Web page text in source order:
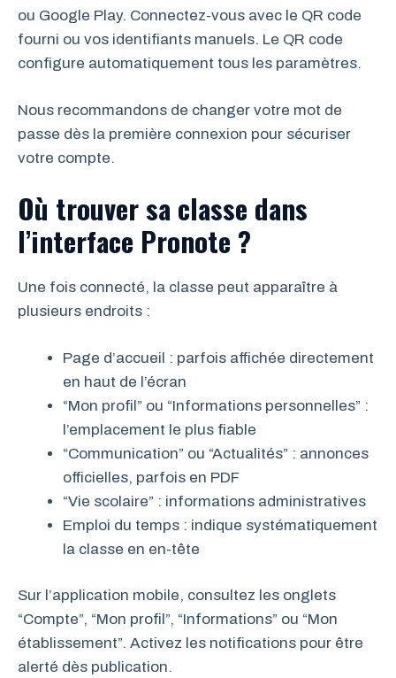
ou Google Play. Connectez-vous avec le QR code
fourni ou vos identifiants manuels. Le QR code
configure automatiquement tous les paramètres.
Nous recommandons de changer votre mot de
passe dès la première connexion pour sécuriser
votre compte.
Où trouver sa classe dans
l’interface Pronote ?
Une fois connecté, la classe peut apparaître à
plusieurs endroits :
Page d’accueil : parfois affichée directement
en haut de l’écran
“Mon profil” ou “Informations personnelles” :
l’emplacement le plus fiable
“Communication” ou “Actualités” : annonces
officielles, parfois en PDF
“Vie scolaire” : informations administratives
Emploi du temps : indique systématiquement
la classe en en-tête
Sur l’application mobile, consultez les onglets
“Compte”, “Mon profil”, “Informations” ou “Mon
établissement”. Activez les notifications pour être
alerté dès publication.